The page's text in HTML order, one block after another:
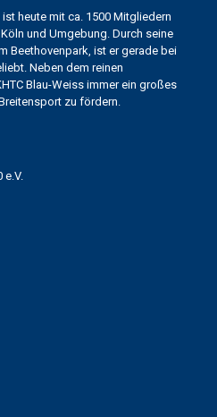
heute mit ca. 1500 Mitgliedern
und Umgebung. Durch seine
Beethovenpark, ist er gerade bei
Neben dem reinen
Blau-Weiss immer ein großes
zu fördern.